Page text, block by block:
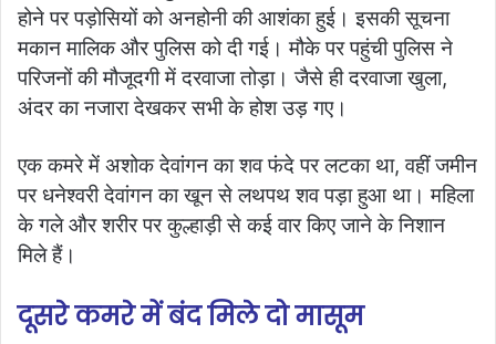
होने पर पड़ोसियों को अनहोनी की आशंका हुई। इसकी सूचना
मकान मालिक और पुलिस को दी गई। मौके पर पहुंची पुलिस ने
परिजनों की मौजूदगी में दरवाजा तोड़ा। जैसे ही दरवाजा खुला,
अंदर का नजारा देखकर सभी के होश उड़ गए।
एक कमरे में अशोक देवांगन का शव फंदे पर लटका था, वहीं जमीन
पर धनेश्वरी देवांगन का खून से लथपथ शव पड़ा हुआ था। महिला
के गले और शरीर पर कुल्हाड़ी से कई वार किए जाने के निशान
मिले हैं।
दूसरे कमरे में बंद मिले दो मासूम